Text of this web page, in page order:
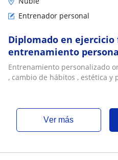
Entrenador personal
Diplomado en ejercicio
entrenamiento
Entrenamiento personalizado
, cambio de hábitos , estética y
ver más